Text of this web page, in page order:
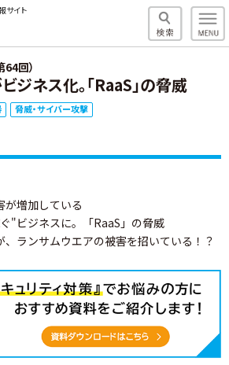
サイト
回）
ジネス化。「RaaS」の脅威
脅威・サイバー攻撃
が増加している
"ビジネスに。「RaaS」の脅威
、ランサムウエアの被害を招いている！？